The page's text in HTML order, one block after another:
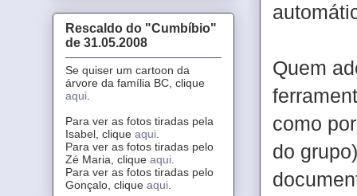
Quem
como
do
Rescaldo do "Cumbíbio"
de 31.05.2008
Se quiser um cartoon da
árvore da família BC, clique
aqui
Para ver as fotos tiradas pela
Isabel, clique aqui
Para ver as fotos tiradas pelo
Zé Maria, clique aqui
Para ver as fotos tiradas pelo
Gonçalo, clique aqui